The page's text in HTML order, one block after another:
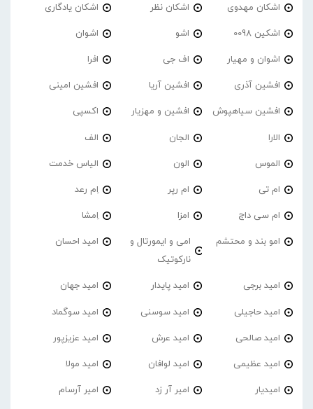
اشکان مهدوی اشکان نظر اشکان یادگاری
اشکین 0098 اشو اشوان
اشوان و مهیار اف جی افرا
افشین آذری افشین آریا افشین امینی
افشین سیاهپوش افشین و مهزیار اکسپی
الارا الجان الف
الموس الون الیاس خدمت
ام تی ام رپر اِم رعد
ام سی داج امزا اِمشا
امو بند و محتشم
امی و ایمورتال و
نارکوتیک
امید احسان
امید برجی امید پایدار امید جهان
امید حاجیلی امید سوسنی امید سوگماد
امید صالحی امید عرش امید عزیزپور
امید عظیمی امید لوافان امید مولا
امیدیار امیر آر زد امیر آرسام